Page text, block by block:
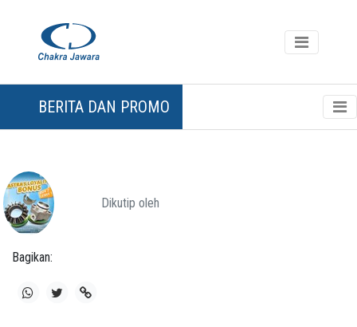
BERITA DAN PROMO
Dikutip oleh
Bagikan: